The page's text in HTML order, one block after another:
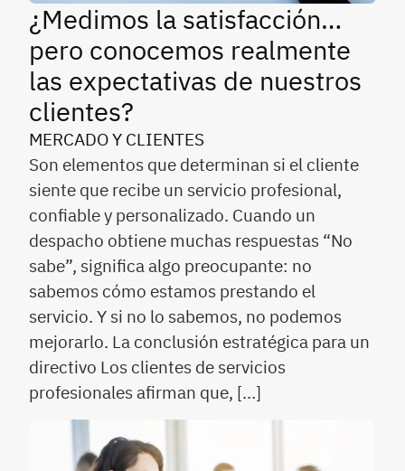
¿Medimos la satisfacción…
pero conocemos realmente
las expectativas de nuestros
clientes?
MERCADO Y CLIENTES
Son elementos que determinan si el cliente
siente que recibe un servicio profesional,
confiable y personalizado. Cuando un
despacho obtiene muchas respuestas “No
sabe”, significa algo preocupante: no
sabemos cómo estamos prestando el
servicio. Y si no lo sabemos, no podemos
mejorarlo. La conclusión estratégica para un
directivo Los clientes de servicios
profesionales afirman que, […]